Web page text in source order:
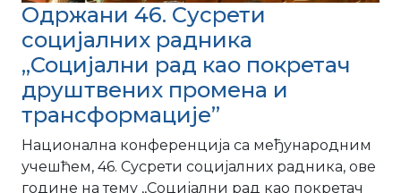
Одржани 46. Сусрети
социјалних радника
,,Социјални рад као покретач
друштвених промена и
трансформације”
Национална конференција са међународним
учешћем, 46. Сусрети социјалних радника, ове
године на тему ,,Социјални рад као покретач